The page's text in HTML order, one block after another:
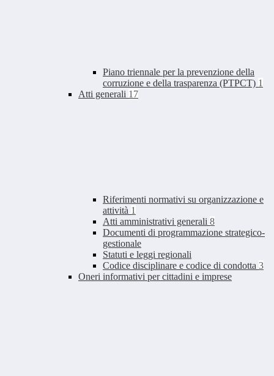
Piano triennale per la prevenzione della
corruzione e della trasparenza (PTPCT) 1
Atti generali 17
Riferimenti normativi su organizzazione e
attività 1
Atti amministrativi generali 8
Documenti di programmazione strategico-
gestionale
Statuti e leggi regionali
Codice disciplinare e codice di condotta 3
Oneri informativi per cittadini e imprese